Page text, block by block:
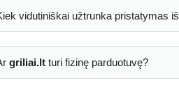
vidutiniškai užtrunka pristatymas iš
griliai.ltturi fizinę parduotuvę?